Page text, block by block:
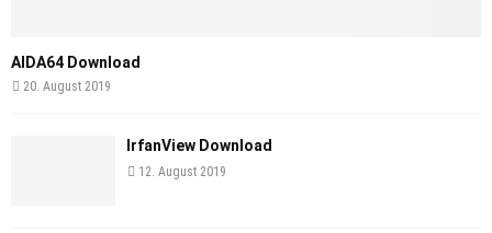
AIDA64 Download
20. August 2019
IrfanView Download
12. August 2019